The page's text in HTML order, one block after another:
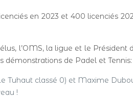
en 2023 et 400 licenciés
l’OMS, la ligue et le Président
démonstrations de Padel et Tennis:
Tuhaut classé 0) et Maxime
!